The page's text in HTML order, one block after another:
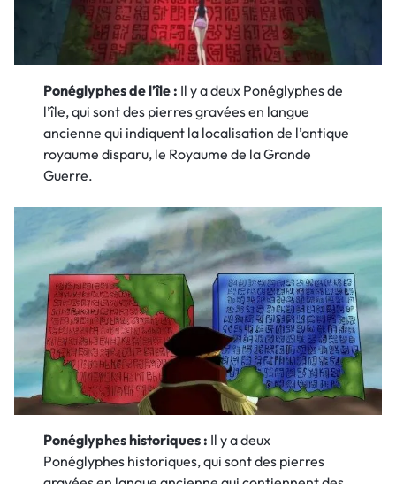
Ponéglyphes de l’île : Il y a deux Ponéglyphes de
l’île, qui sont des pierres gravées en langue
ancienne qui indiquent la localisation de l’antique
royaume disparu, le Royaume de la Grande
Guerre.
Ponéglyphes historiques : Il y a deux
Ponéglyphes historiques, qui sont des pierres